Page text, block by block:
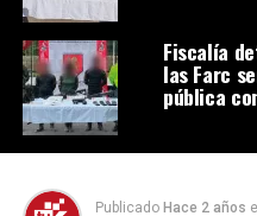
Fiscalía
las Farc
pública
Publicado Hace 2 años